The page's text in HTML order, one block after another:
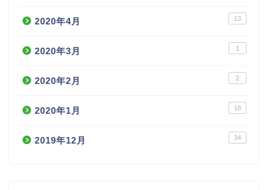
2020年4月 13
2020年3月 1
2020年2月 2
2020年1月 18
2019年12月 34